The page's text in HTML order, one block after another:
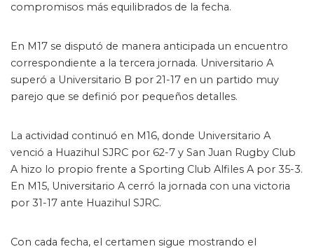
compromisos más equilibrados de la fecha.
En M17 se disputó de manera anticipada un encuentro
correspondiente a la tercera jornada. Universitario A
superó a Universitario B por 21-17 en un partido muy
parejo que se definió por pequeños detalles.
La actividad continuó en M16, donde Universitario A
venció a Huazihul SJRC por 62-7 y San Juan Rugby Club
A hizo lo propio frente a Sporting Club Alfiles A por 35-3.
En M15, Universitario A cerró la jornada con una victoria
por 31-17 ante Huazihul SJRC.
Con cada fecha, el certamen sigue mostrando el